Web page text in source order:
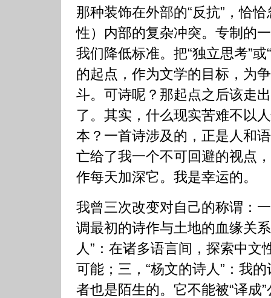
那种装饰在外部的“反抗”，恰
性）内部的复杂冲突。专制的
我们降低标准。把“独立思考”或
的起点，作为文学的目标，为
斗。可诗呢？那起点之后该走
了。其实，什么现实苦难不以
本？一首诗涉及的，正是人和
亡给了我一个不可回避的视点
作每天加深它。我是幸运的。
我曾三次改变对自己的称谓：
调最初的诗作与土地的血缘关
人”：在诸多语言间，探索中文
可能；三，“杨文的诗人”：我
者也是陌生的。它不能被“译成